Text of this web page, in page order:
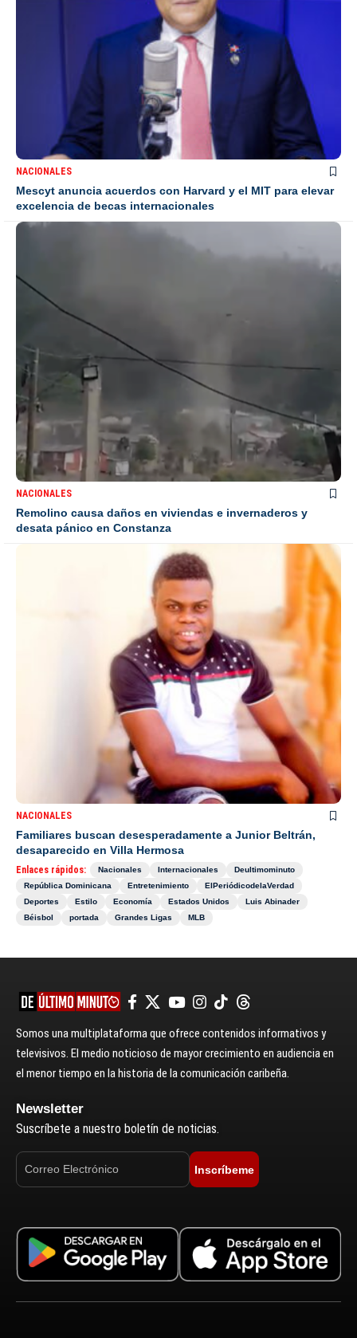
NACIONALES
Mescyt anuncia acuerdos con Harvard y el MIT para elevar
excelencia de becas internacionales
NACIONALES
Remolino causa daños en viviendas e invernaderos y
desata pánico en Constanza
NACIONALES
Familiares buscan desesperadamente a Junior Beltrán,
desaparecido en Villa Hermosa
Enlaces rápidos: Nacionales Internacionales
Deultimominuto
República Dominicana
Entretenimiento
ElPeriódicodelaVerdad
Deportes
Estilo Economía Estados Unidos
Luis Abinader
Béisbol
portada Grandes Ligas MLB
Somos una multiplataforma que ofrece contenidos informativos y
televisivos. El medio noticioso de mayor crecimiento en audiencia en
el menor tiempo en la historia de la comunicación caribeña.
Newsletter
Suscríbete a nuestro boletín de noticias.
Inscríbeme